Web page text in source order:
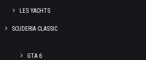
LES YACHTS
SCUDERIA CLASSIC
GTA 6